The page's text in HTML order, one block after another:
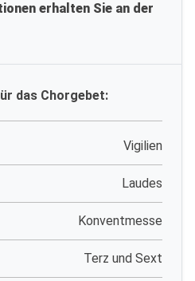
erhalten Sie an der
das Chorgebet:
Vigilien
Laudes
Konventmesse
Terz und Sext